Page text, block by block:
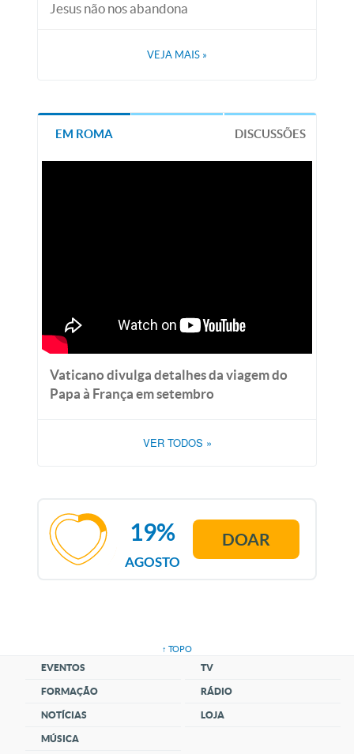
Jesus não nos abandona
VEJA MAIS »
EM ROMA DISCUSSÕES
Vaticano divulga detalhes da viagem do
Papa à França em setembro
VER TODOS »
AGOSTO
19% DOAR
↑ TOPO
EVENTOS
FORMAÇÃO
NOTÍCIAS
MÚSICA
TV
RÁDIO
LOJA